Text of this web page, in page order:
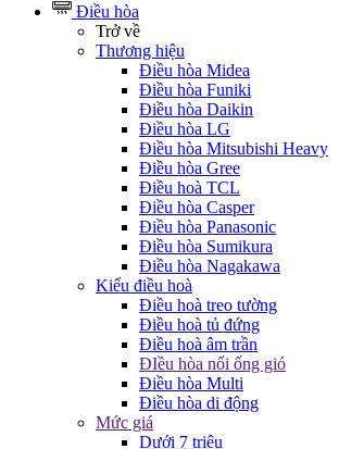
Điều hòa
Trở về
Thương hiệu
Điều hòa Midea
Điều hòa Funiki
Điều hòa Daikin
Điều hòa LG
Điều hòa Mitsubishi Heavy
Điều hòa Gree
Điều hoà TCL
Điều hòa Casper
Điều hòa Panasonic
Điều hòa Sumikura
Điều hòa Nagakawa
Kiểu điều hoà
Điều hoà treo tường
Điều hoà tủ đứng
Điều hoà âm trần
ĐIều hòa nối ống gió
Điều hòa Multi
Điều hòa di động
Mức giá
Dưới 7 triệu